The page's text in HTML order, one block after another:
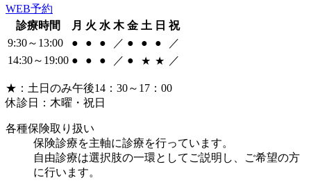
WEB予約
診療時間
月 火 水 木 金 土 日 祝
9:30～13:00
● ● ● ／ ● ● ●
／
14:30～19:00 ● ● ● ／ ● ★ ★ ／
★ ：土日のみ午後14：30～17：00
休診日：木曜・祝日
各種保険取り扱い
保険診療を主軸に診療を行っています。
自由診療は選択肢の一環としてご説明し、ご希望の方
に行います。